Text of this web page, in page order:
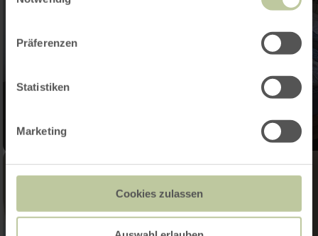
Präferenzen
Statistiken
Marketing
Cookies zulassen